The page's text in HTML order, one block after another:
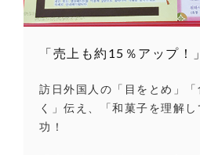
「売上も約15％アップ！」
訪日外国人の「目をとめ」
く」伝え、「和菓子を理解
功！